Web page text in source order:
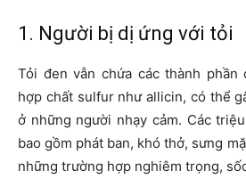
1. Người bị dị ứng với tỏi
Tỏi đen vẫn chứa các thành phần
hợp chất sulfur như allicin, có thể
ở những người nhạy cảm. Các
bao gồm phát ban, khó thở, sưng
những trường hợp nghiêm trọng,